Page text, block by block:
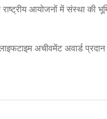
आयोजनों में संस्था की
अचीवमेंट अवार्ड